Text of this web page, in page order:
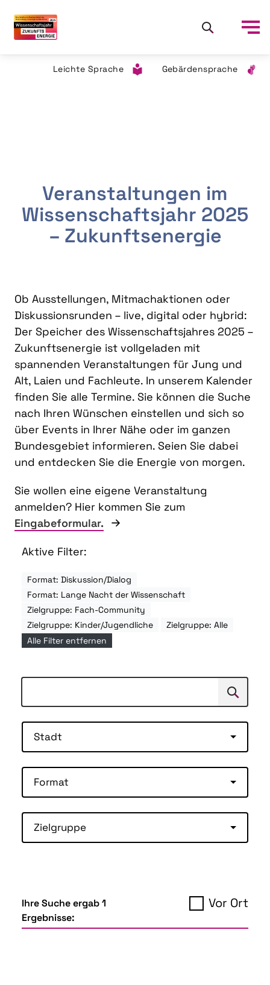
Leichte Sprache Gebärdensprache
Veranstaltungen im
Wissenschaftsjahr 2025
– Zukunftsenergie
Ob Ausstellungen, Mitmachaktionen oder
Diskussionsrunden – live, digital oder hybrid:
Der Speicher des Wissenschaftsjahres 2025 –
Zukunftsenergie ist vollgeladen mit
spannenden Veranstaltungen für Jung und
Alt, Laien und Fachleute. In unserem Kalender
finden Sie alle Termine. Sie können die Suche
nach Ihren Wünschen einstellen und sich so
über Events in Ihrer Nähe oder im ganzen
Bundesgebiet informieren. Seien Sie dabei
und entdecken Sie die Energie von morgen.
Sie wollen eine eigene Veranstaltung
anmelden? Hier kommen Sie zum
Eingabeformular.
Aktive Filter:
Format: Diskussion/Dialog
Format: Lange Nacht der Wissenschaft
Zielgruppe: Fach-Community
Zielgruppe: Kinder/Jugendliche
Zielgruppe: Alle
Alle Filter entfernen
Suchen
Stadt
Format
Zielgruppe
Ihre Suche ergab 1
Ergebnisse:
Vor Ort